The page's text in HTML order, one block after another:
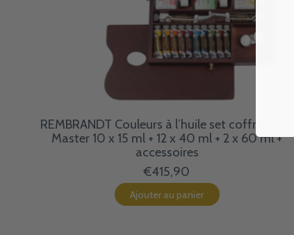
REMBRANDT Couleurs à l’huile set coffret bois
Master 10 x 15 ml + 12 x 40 ml + 2 x 60 ml +
accessoires
€415,90
Ajouter au panier